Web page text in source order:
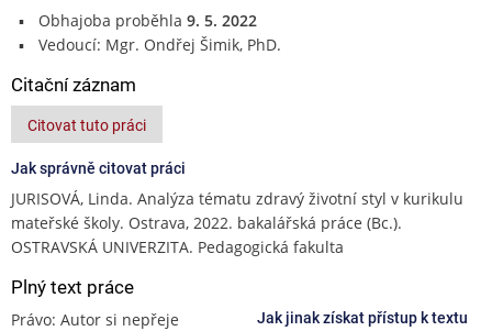
Obhajoba proběhla 9. 5. 2022
Vedoucí: Mgr. Ondřej Šimik, PhD.
Citační záznam
Citovat tuto práci
Jak správně citovat práci
JURISOVÁ, Linda. Analýza tématu zdravý životní styl v kurikulu
mateřské školy. Ostrava, 2022. bakalářská práce (Bc.).
OSTRAVSKÁ UNIVERZITA. Pedagogická fakulta
Plný text práce
Právo: Autor si nepřeje
Jak jinak získat přístup k textu